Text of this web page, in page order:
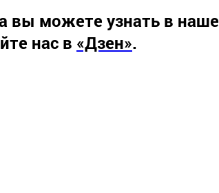
вы можете узнать в
нас в «Дзен».